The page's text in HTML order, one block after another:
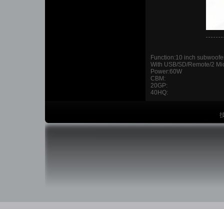
Function:10 inch
With USB/SD/Remote/2
Power:60W
CBM:
20GP:
40HQ: